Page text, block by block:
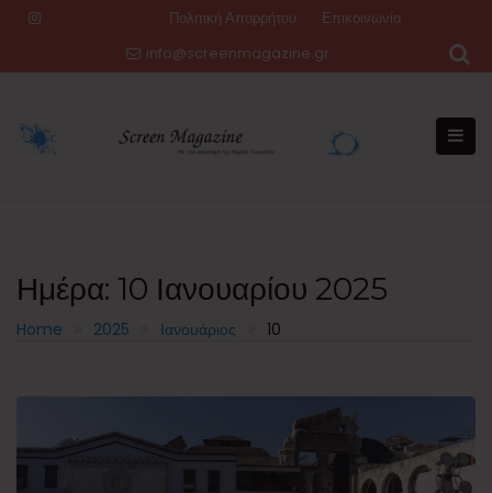
Πολιτική Απορρήτου
Επικοινωνία
info@screenmagazine.gr
Ημέρα: 10 Ιανουαρίου 2025
Home 2025 Ιανουάριος 10